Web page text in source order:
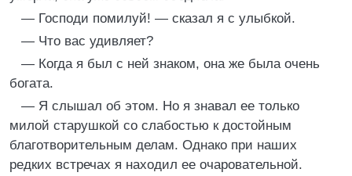
— Господи помилуй! — сказал я с улыбкой.
— Что вас удивляет?
— Когда я был с ней знаком, она же была очень
богата.
— Я слышал об этом. Но я знавал ее только
милой старушкой со слабостью к достойным
благотворительным делам. Однако при наших
редких встречах я находил ее очаровательной.